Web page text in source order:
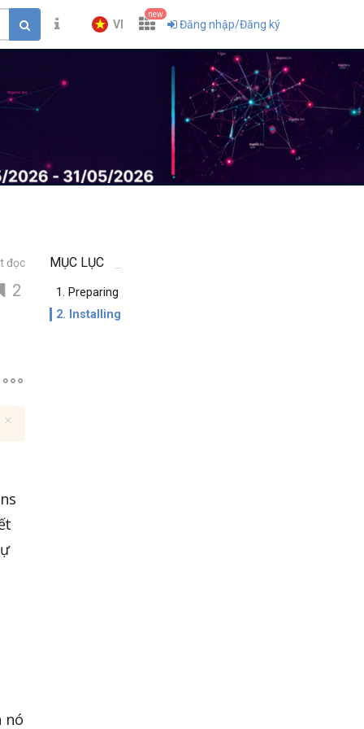
VI
new
Đăng nhập/Đăng ký
đọc
2
nó
MỤC LỤC
1. Preparing
2. Installing